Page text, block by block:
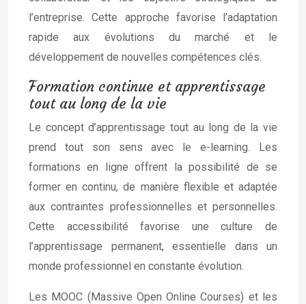
l’entreprise. Cette approche favorise l’adaptation
rapide aux évolutions du marché et le
développement de nouvelles compétences clés.
Formation continue et apprentissage
tout au long de la vie
Le concept d’apprentissage tout au long de la vie
prend tout son sens avec le e-learning. Les
formations en ligne offrent la possibilité de se
former en continu, de manière flexible et adaptée
aux contraintes professionnelles et personnelles.
Cette accessibilité favorise une culture de
l’apprentissage permanent, essentielle dans un
monde professionnel en constante évolution.
Les MOOC (Massive Open Online Courses) et les